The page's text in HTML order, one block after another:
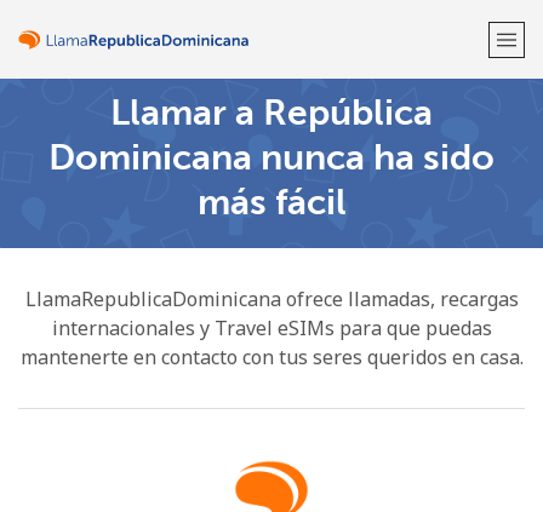
¡Bienvenido!
¿Ya tienes una cuenta?Inicia sesión →
o
Llamar a República
Dominicana nunca ha sido
más fácil
LlamaRepublicaDominicana ofrece llamadas, recargas
internacionales y Travel eSIMs para que puedas
mantenerte en contacto con tus seres queridos en casa.